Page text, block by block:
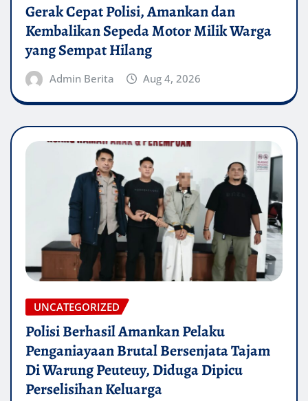
Gerak Cepat Polisi, Amankan dan
Kembalikan Sepeda Motor Milik Warga
yang Sempat Hilang
Admin Berita Aug 4, 2026
UNCATEGORIZED
Polisi Berhasil Amankan Pelaku
Penganiayaan Brutal Bersenjata Tajam
Di Warung Peuteuy, Diduga Dipicu
Perselisihan Keluarga